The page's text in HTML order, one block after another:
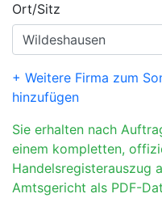
Ort/Sitz
+ Weitere Firma zum
hinzufügen
Sie erhalten nach
einem kompletten,
Handelsregisterauszug
Amtsgericht als PDF-